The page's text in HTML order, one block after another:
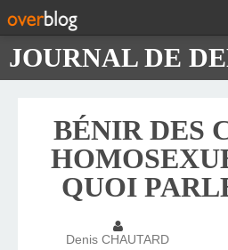
BÉNIR DES
QUOI
Denis CHAUTARD